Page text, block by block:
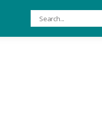
Search
for: